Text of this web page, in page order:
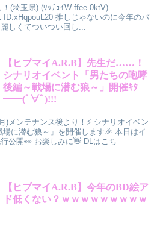
(埼玉県) (ﾜｯﾁｮｲW ffee-0ktV)
ID:xHqpouL20 推しじゃないのに今年のバ
しくてついつい回し...
【ヒプマイA.R.B】先生だ……！
シナリオイベント「男たちの咆哮
後編～戦場に潜む狼～」開催ｷﾀ
━━(ﾟ∀ﾟ)!!!
)メンテナンス後より！⚡ シナリオイベン
場に潜む狼～」を開催します🎉 本日はイ
公開👀 お楽しみに👋 DLはこち
【ヒプマイA.R.B】今年のBD絵ア
ド低くない？ｗｗｗｗｗｗｗｗｗ